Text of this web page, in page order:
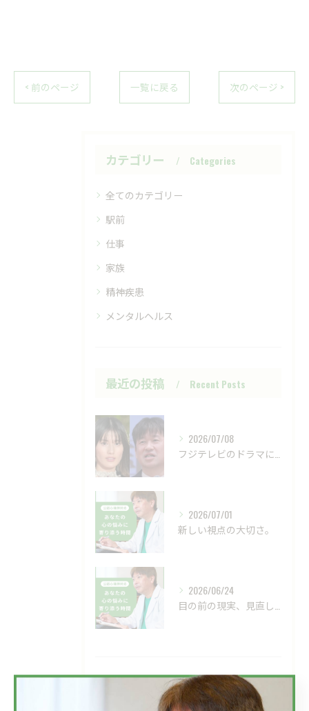
< 前のページ 一覧に戻る 次のページ >
カテゴリー Categories
全てのカテゴリー
駅前
仕事
家族
精神疾患
メンタルヘルス
最近の投稿 Recent Posts
2026/07/08
フジテレビのドラマにおいて、ハラスメントのニュースが話題です...
2026/07/01
新しい視点の大切さ。
2026/06/24
目の前の現実、見直してみませんか？
Tags